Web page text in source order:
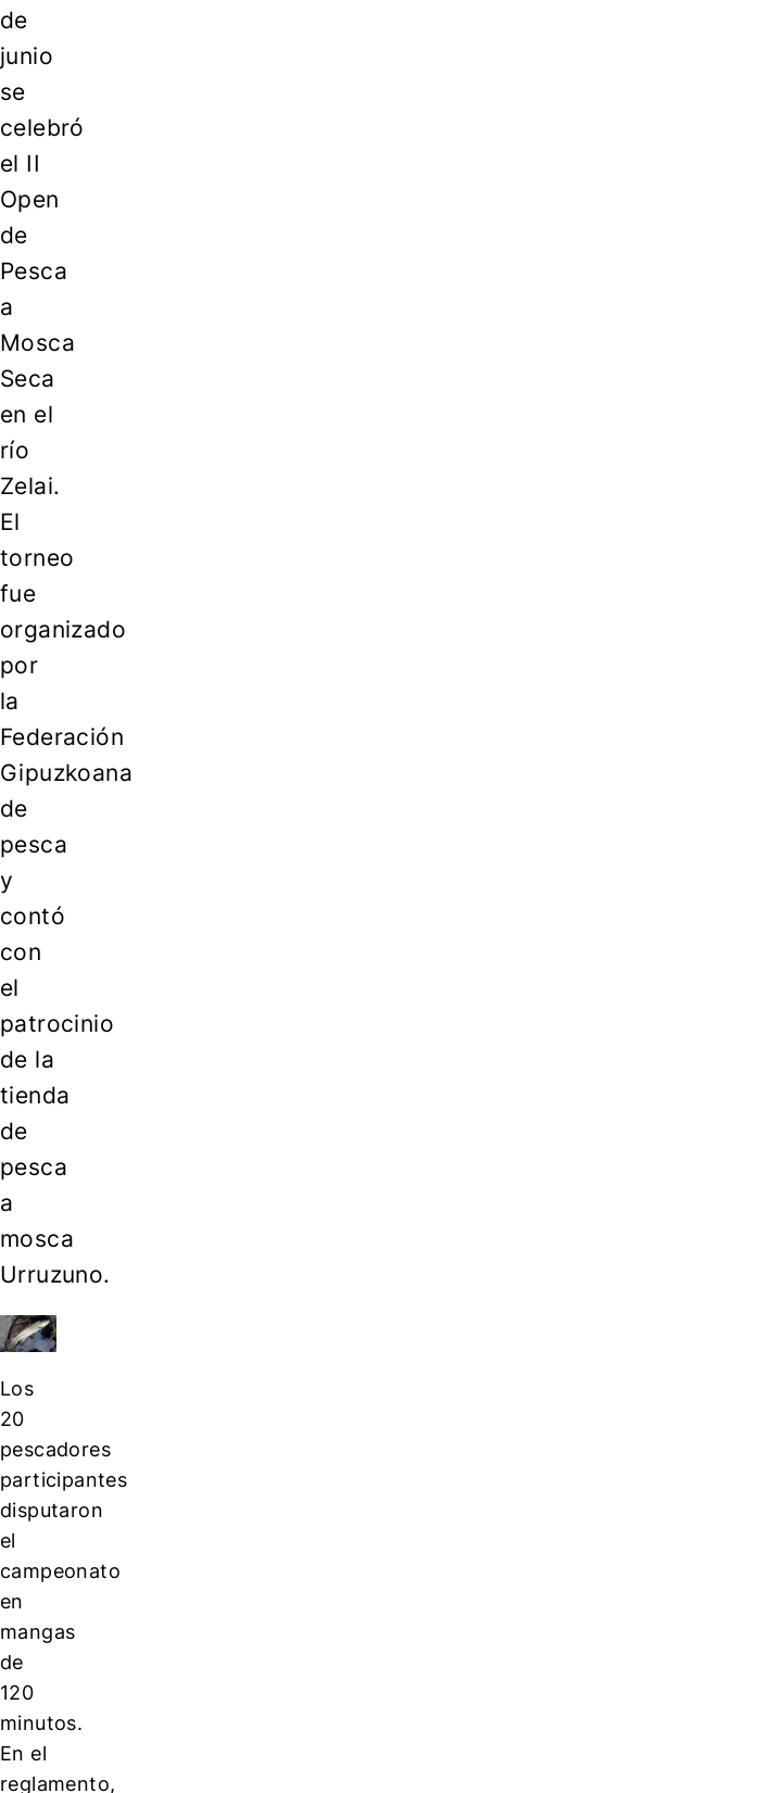
de
junio
se
celebró
el II
Open
de
Pesca
a
Mosca
Seca
en el
río
Zelai.
El
torneo
fue
organizado
por
la
Federación
Gipuzkoana
de
pesca
y
contó
con
el
patrocinio
de la
tienda
de
pesca
a
mosca
Urruzuno.
Los
20
pescadores
participantes
disputaron
el
campeonato
en
mangas
de
120
minutos.
En el
reglamento,